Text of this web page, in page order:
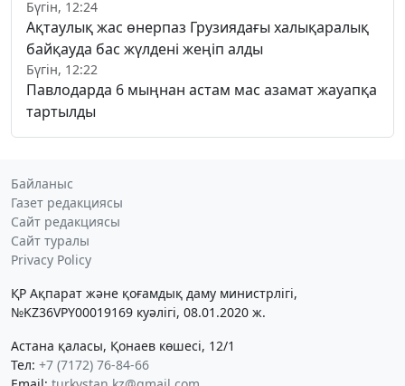
Бүгін, 12:24
Ақтаулық жас өнерпаз Грузиядағы халықаралық
байқауда бас жүлдені жеңіп алды
Бүгін, 12:22
Павлодарда 6 мыңнан астам мас азамат жауапқа
тартылды
Байланыс
Газет редакциясы
Сайт редакциясы
Сайт туралы
Privacy Policy
ҚР Ақпарат және қоғамдық даму министрлігі,
№KZ36VPY00019169 куәлігі, 08.01.2020 ж.
Астана қаласы, Қонаев көшесі, 12/1
Тел: +7 (7172) 76-84-66